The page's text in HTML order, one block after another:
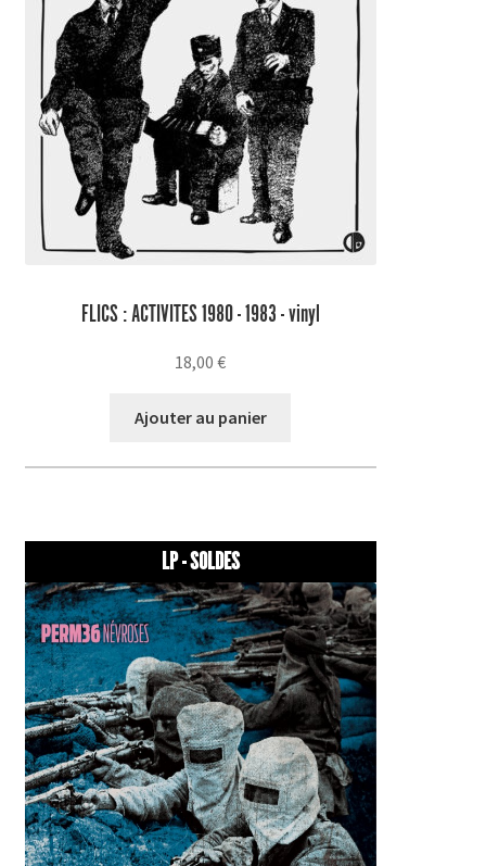
FLICS : ACTIVITES 1980 - 1983 - vinyl
18,00€
Ajouter au panier
LP - SOLDES